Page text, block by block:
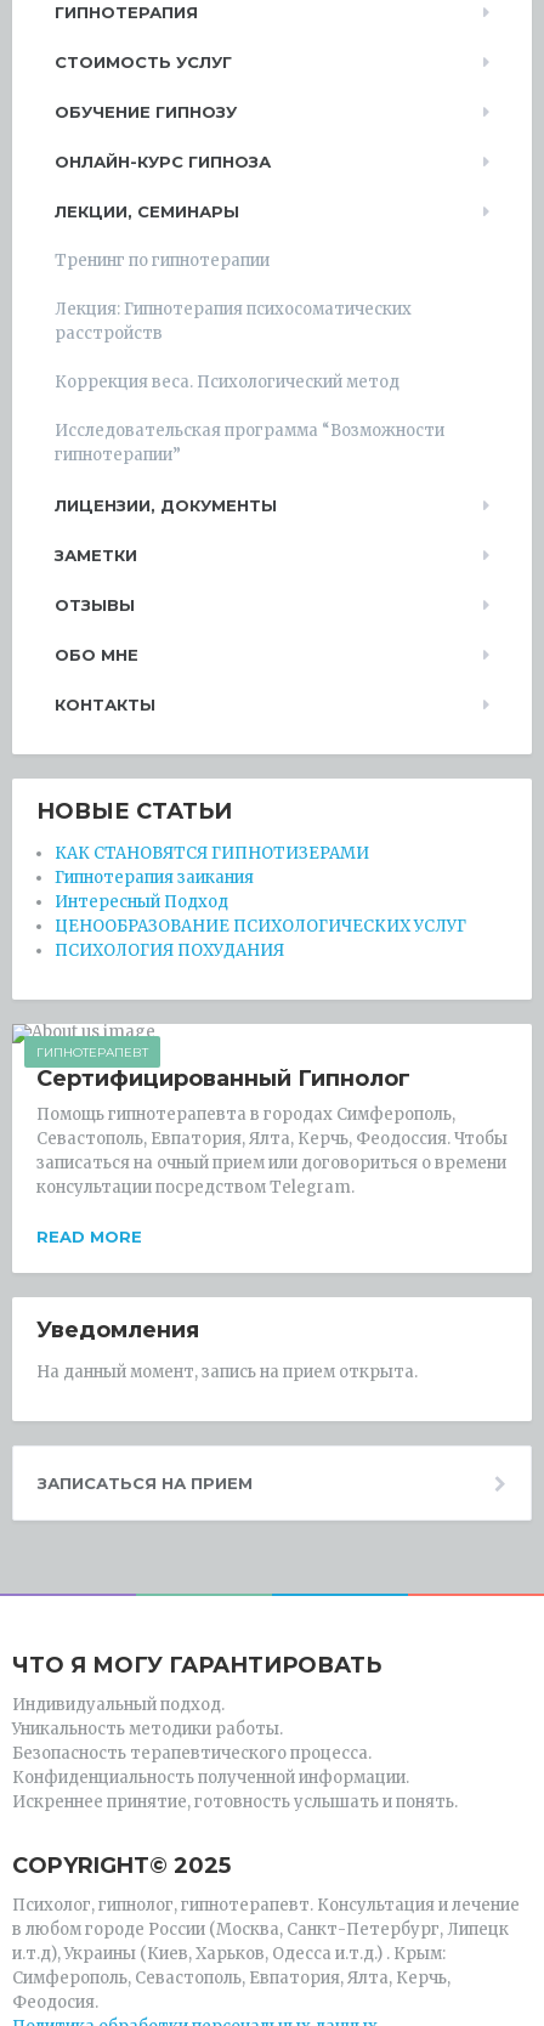
ГИПНОТЕРАПИЯ
СТОИМОСТЬ УСЛУГ
ОБУЧЕНИЕ ГИПНОЗУ
ОНЛАЙН-КУРС ГИПНОЗА
ЛЕКЦИИ, СЕМИНАРЫ
Тренинг по гипнотерапии
Лекция: Гипнотерапия психосоматических
расстройств
Коррекция веса. Психологический метод
Исследовательская программа “Возможности
гипнотерапии”
ЛИЦЕНЗИИ, ДОКУМЕНТЫ
ЗАМЕТКИ
ОТЗЫВЫ
ОБО МНЕ
КОНТАКТЫ
НОВЫЕ СТАТЬИ
КАК СТАНОВЯТСЯ ГИПНОТИЗЕРАМИ
Гипнотерапия заикания
Интересный Подход
ЦЕНООБРАЗОВАНИЕ ПСИХОЛОГИЧЕСКИХ УСЛУГ
ПСИХОЛОГИЯ ПОХУДАНИЯ
ГИПНОТЕРАПЕВТ
Сертифицированный Гипнолог
Помощь гипнотерапевта в городах Симферополь,
Севастополь, Евпатория, Ялта, Керчь, Феодоссия. Чтобы
записаться на очный прием или договориться о времени
консультации посредством Telegram.
READ MORE
Уведомления
На данный момент, запись на прием открыта.
ЗАПИСАТЬСЯ НА ПРИЕМ
ЧТО Я МОГУ ГАРАНТИРОВАТЬ
Индивидуальный подход.
Уникальность методики работы.
Безопасность терапевтического процесса.
Конфиденциальность полученной информации.
Искреннее принятие, готовность услышать и понять.
СOPYRIGHT© 2025
Психолог, гипнолог, гипнотерапевт. Консультация и лечение
в любом городе России (Москва, Санкт-Петербург, Липецк
и.т.д), Украины (Киев, Харьков, Одесса и.т.д.) . Крым:
Симферополь, Севастополь, Евпатория, Ялта, Керчь,
Феодосия.